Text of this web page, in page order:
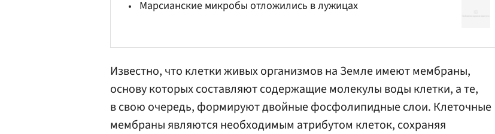
Марсианские микробы отложились в лужицах
Известно, что клетки живых организмов на Земле имеют мембраны,
основу которых составляют содержащие молекулы воды клетки, а те,
в свою очередь, формируют двойные фосфолипидные слои. Клеточные
мембраны являются необходимым атрибутом клеток, сохраняя